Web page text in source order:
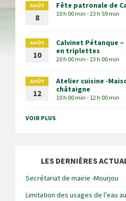
AOÛT
8
Fête patronale de
10 h 00 min - 23 h 59 min
AOÛT
10
Calvinet Pétanque –
en triplettes
20 h 00 min - 23 h 00 min
AOÛT
12
Atelier cuisine -
châtaigne
10 h 00 min - 12 h 00 min
VOIR PLUS
LES DERNIÈRES
Secrétariat de mairie -Mourjou
Limitation des usages de l’eau